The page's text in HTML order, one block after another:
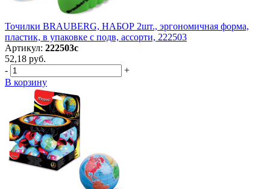
Точилки BRAUBERG, НАБОР 2шт., эргономичная форма,
пластик, в упаковке с подв, ассорти, 222503
Артикул: 222503с
52,18 руб.
-
+
В корзину